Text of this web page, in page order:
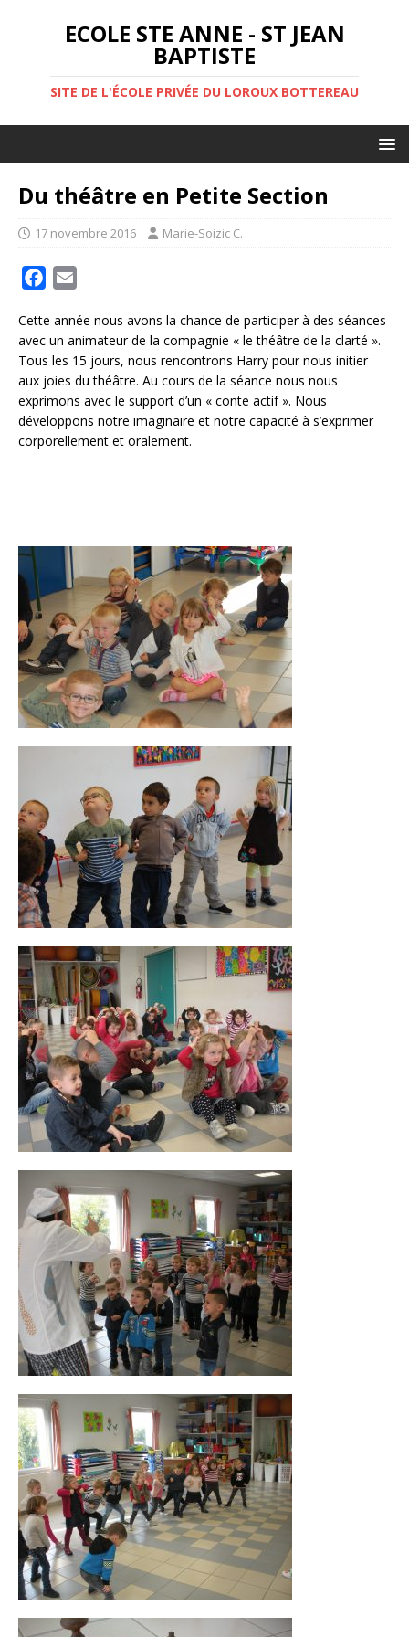
ECOLE STE ANNE - ST JEAN
BAPTISTE
SITE DE L'ÉCOLE PRIVÉE DU LOROUX BOTTEREAU
Du théâtre en Petite Section
17 novembre 2016 Marie-Soizic C.
c
e
o
o
k
a
i
l
Cette année nous avons la chance de participer à des séances
avec un animateur de la compagnie « le théâtre de la clarté ».
Tous les 15 jours, nous rencontrons Harry pour nous initier
aux joies du théâtre. Au cours de la séance nous nous
exprimons avec le support d’un « conte actif ». Nous
développons notre imaginaire et notre capacité à s’exprimer
corporellement et oralement.